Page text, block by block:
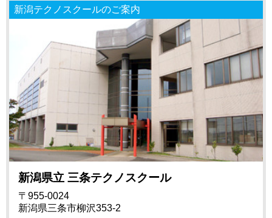
新潟テクノスクールのご案内
新潟県立 三条テクノスクール
〒955-0024
新潟県三条市柳沢353-2